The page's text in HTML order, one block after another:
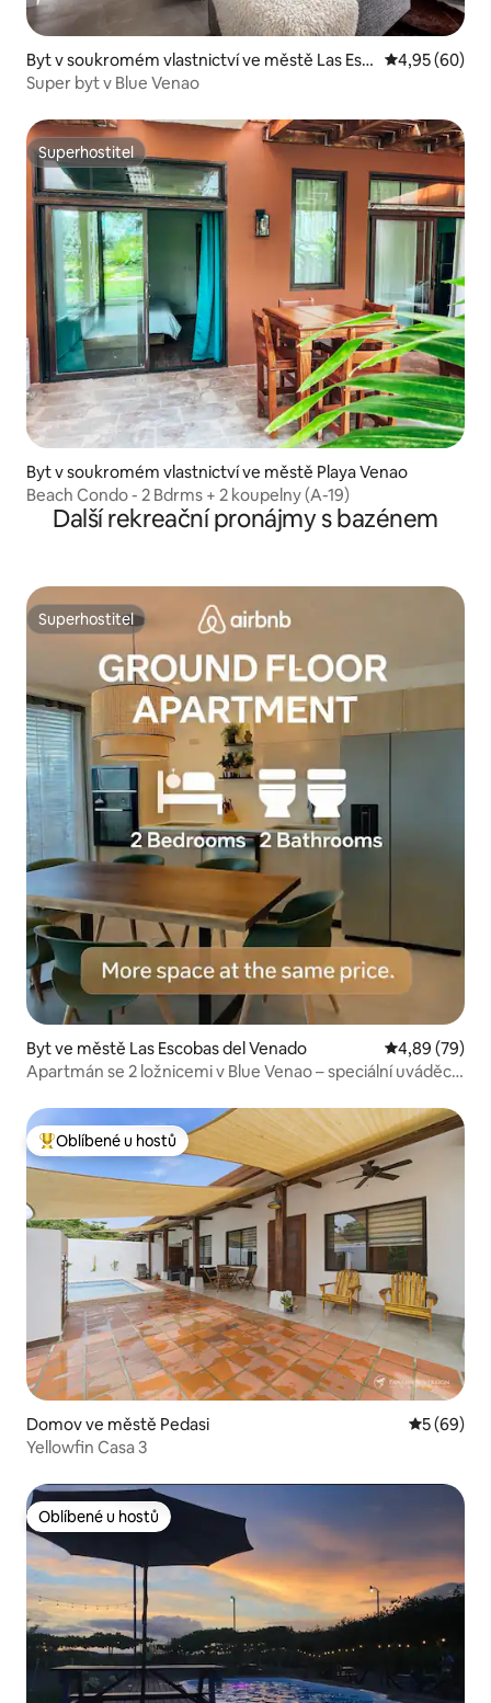
Byt v soukromém vlastnictví ve městě Las Esc
obas del Venado
Průměrné
4,95 (60)
Super byt v Blue Venao
Superhostitel
Superhostitel
Byt v soukromém vlastnictví ve městě Playa Venao
Beach Condo - 2 Bdrms + 2 koupelny (A-19)
Další rekreační pronájmy s bazénem
Superhostitel
Superhostitel
Byt ve městě Las Escobas del Venado Průměrné
4,89 (79)
Apartmán se 2 ložnicemi v Blue Venao – speciální uváděcí
Nejlepší v kategorii Oblíbené u hostů
Oblíbené u hostů
Domov ve městě Pedasi Průměrné
5 (69)
Yellowfin Casa 3
Oblíbené u hostů
Oblíbené u hostů